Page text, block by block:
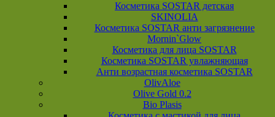
Косметика SOSTAR детская
SKINOLIA
Косметика SOSTAR анти загрязнение
Mornin`Glow
Косметика для лица SOSTAR
Косметика SOSTAR увлажняющая
Анти возрастная косметика SOSTAR
OlivAloe
Olive Gold 0.2
Bio Plasis